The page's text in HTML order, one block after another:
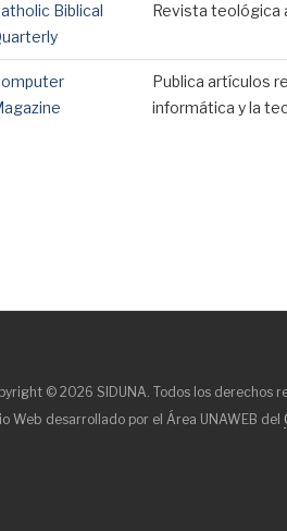
Biblical
Revista teológica
Publica artículos
informática y la
© 2026 SIDUNA. Todos los derechos
Web desarrollado por el Área UNAWEB del